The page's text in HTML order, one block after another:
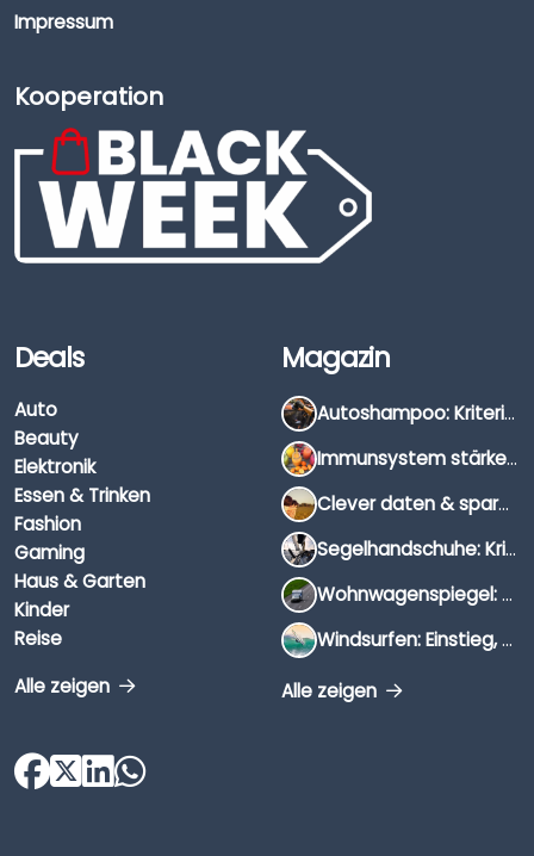
Impressum
Kooperation
Deals
Auto
Beauty
Elektronik
Essen & Trinken
Fashion
Gaming
Haus & Garten
Kinder
Reise
Alle zeigen
Magazin
Autoshampoo: Kriterien, Unterschiede & Anwendung
Immunsystem stärken: Hausmittel, Vitamine & Wissenswertes
Clever daten & sparen: So findest du die besten Deals für Dates und Unternehmungen
Segelhandschuhe: Kriterien, Materialien & Tipps
Wohnwagenspiegel: Auswahl, Preise & Montage
Windsurfen: Einstieg, Ausrüstung & Tipps
Alle zeigen